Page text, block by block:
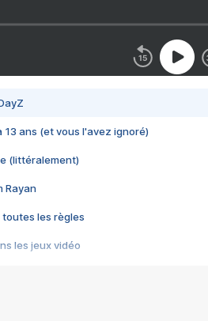
13 ans (et vous l'avez ignoré)
(littéralement)
Rayan
toutes les règles
les jeux vidéo